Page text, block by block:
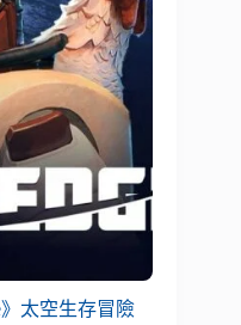
》太空生存冒險